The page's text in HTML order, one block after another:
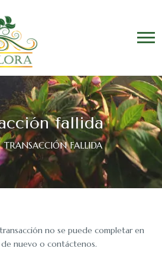
fallida
TRANSACCIÓN FALLIDA
no se puede completar en
nuevo o contáctenos.